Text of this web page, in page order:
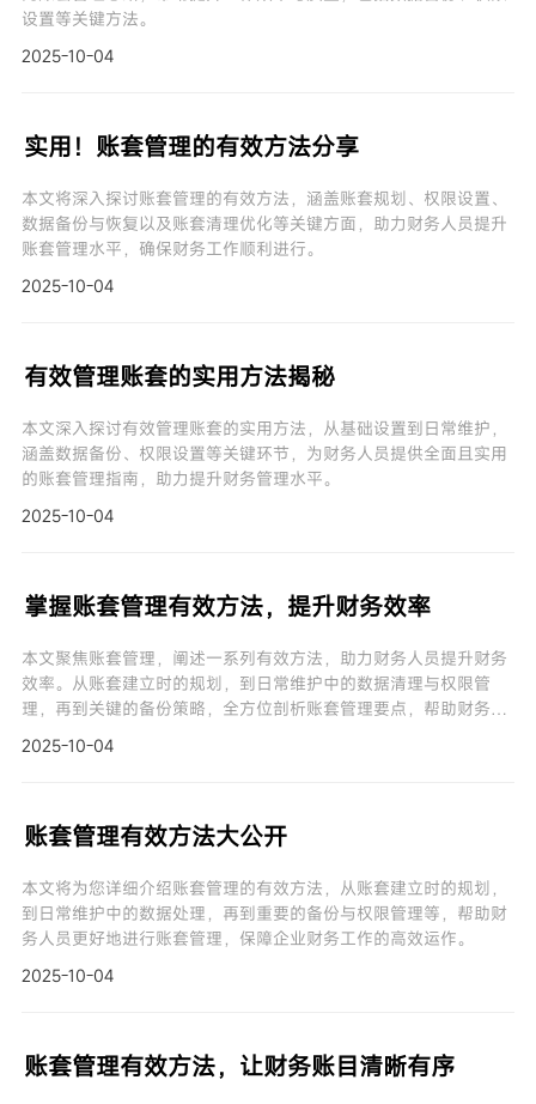
设置等关键方法。
2025-10-04
实用！账套管理的有效方法分享
本文将深入探讨账套管理的有效方法，涵盖账套规划、权限设置、
数据备份与恢复以及账套清理优化等关键方面，助力财务人员提升
账套管理水平，确保财务工作顺利进行。
2025-10-04
有效管理账套的实用方法揭秘
本文深入探讨有效管理账套的实用方法，从基础设置到日常维护，
涵盖数据备份、权限设置等关键环节，为财务人员提供全面且实用
的账套管理指南，助力提升财务管理水平。
2025-10-04
掌握账套管理有效方法，提升财务效率
本文聚焦账套管理，阐述一系列有效方法，助力财务人员提升财务
效率。从账套建立时的规划，到日常维护中的数据清理与权限管
理，再到关键的备份策略，全方位剖析账套管理要点，帮助财务工
2025-10-04
账套管理有效方法大公开
本文将为您详细介绍账套管理的有效方法，从账套建立时的规划，
到日常维护中的数据处理，再到重要的备份与权限管理等，帮助财
务人员更好地进行账套管理，保障企业财务工作的高效运作。
2025-10-04
账套管理有效方法，让财务账目清晰有序